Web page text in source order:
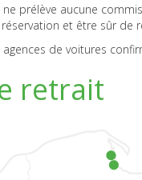
ne prélève aucune
et être sûr de
agences de voitures
retrait